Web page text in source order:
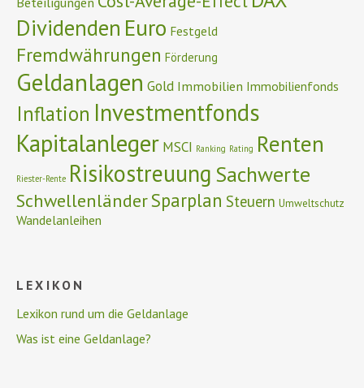
Dividenden Euro Festgeld
Fremdwährungen Förderung
Geldanlagen Gold Immobilien Immobilienfonds
Inflation Investmentfonds
Kapitalanleger MSCI Ranking Rating Renten
Riester-Rente Risikostreuung Sachwerte
SchwellenländerSparplan Steuern Umweltschutz
Wandelanleihen
LEXIKON
Lexikon rund um die Geldanlage
Was ist eine Geldanlage?